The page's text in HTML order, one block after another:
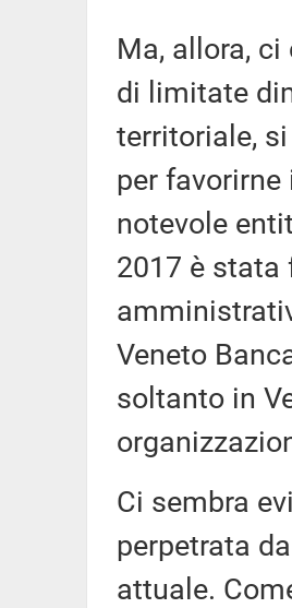
Ma, allora,
di limitate
territoriale,
per
notevole
2017 è
Veneto
soltanto in
Ci sembra
perpetrata
attuale.